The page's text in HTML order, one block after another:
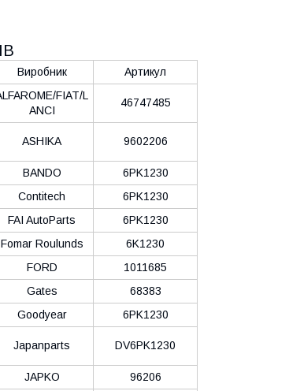
Виробник Артикул
FIAT/L
ANCI
46747485
ASHIKA 9602206
BANDO
6PK1230
Contitech
6PK1230
FAI AutoParts
6PK1230
Fomar Roulunds
6K1230
FORD
1011685
Gates
68383
Goodyear
6PK1230
Japanparts DV6PK1230
JAPKO
96206